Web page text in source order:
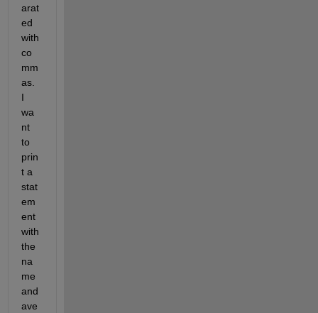
arat
ed
with
co
mm
as.
I
wa
nt
to
prin
t a
stat
em
ent
with
the
na
me
and
ave